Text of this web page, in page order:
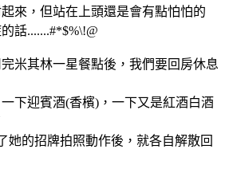
來，但站在上頭還是會有點怕怕的
話.......#*$%\!@
米其林一星餐點後，我們要回房休息
下迎賓酒(香檳)，一下又是紅酒白酒
她的招牌拍照動作後，就各自解散回